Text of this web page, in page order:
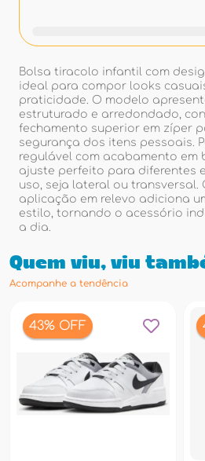
Bolsa tiracolo infantil com
ideal para compor looks
praticidade. O modelo
estruturado e arredondado,
fechamento superior em zíper
segurança dos itens pessoais.
regulável com acabamento em
ajuste perfeito para diferentes
uso, seja lateral ou
aplicação em relevo adiciona
estilo, tornando o acessório
a dia.
Quem viu, viu
Acompanhe a tendência
43% OFF